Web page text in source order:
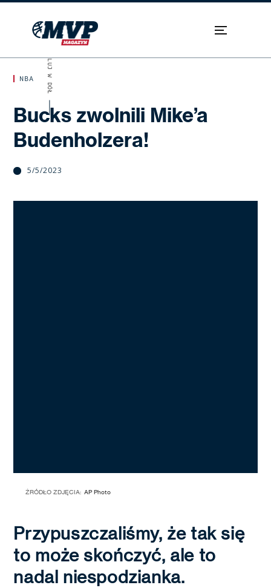
NBA
Bucks zwolnili Mike’a
Budenholzera!
5/5/2023
SKROLUJ W DÓŁ
ŹRÓDŁO ZDJĘCIA: AP Photo
Przypuszczaliśmy, że tak się
to może skończyć, ale to
nadal niespodzianka.